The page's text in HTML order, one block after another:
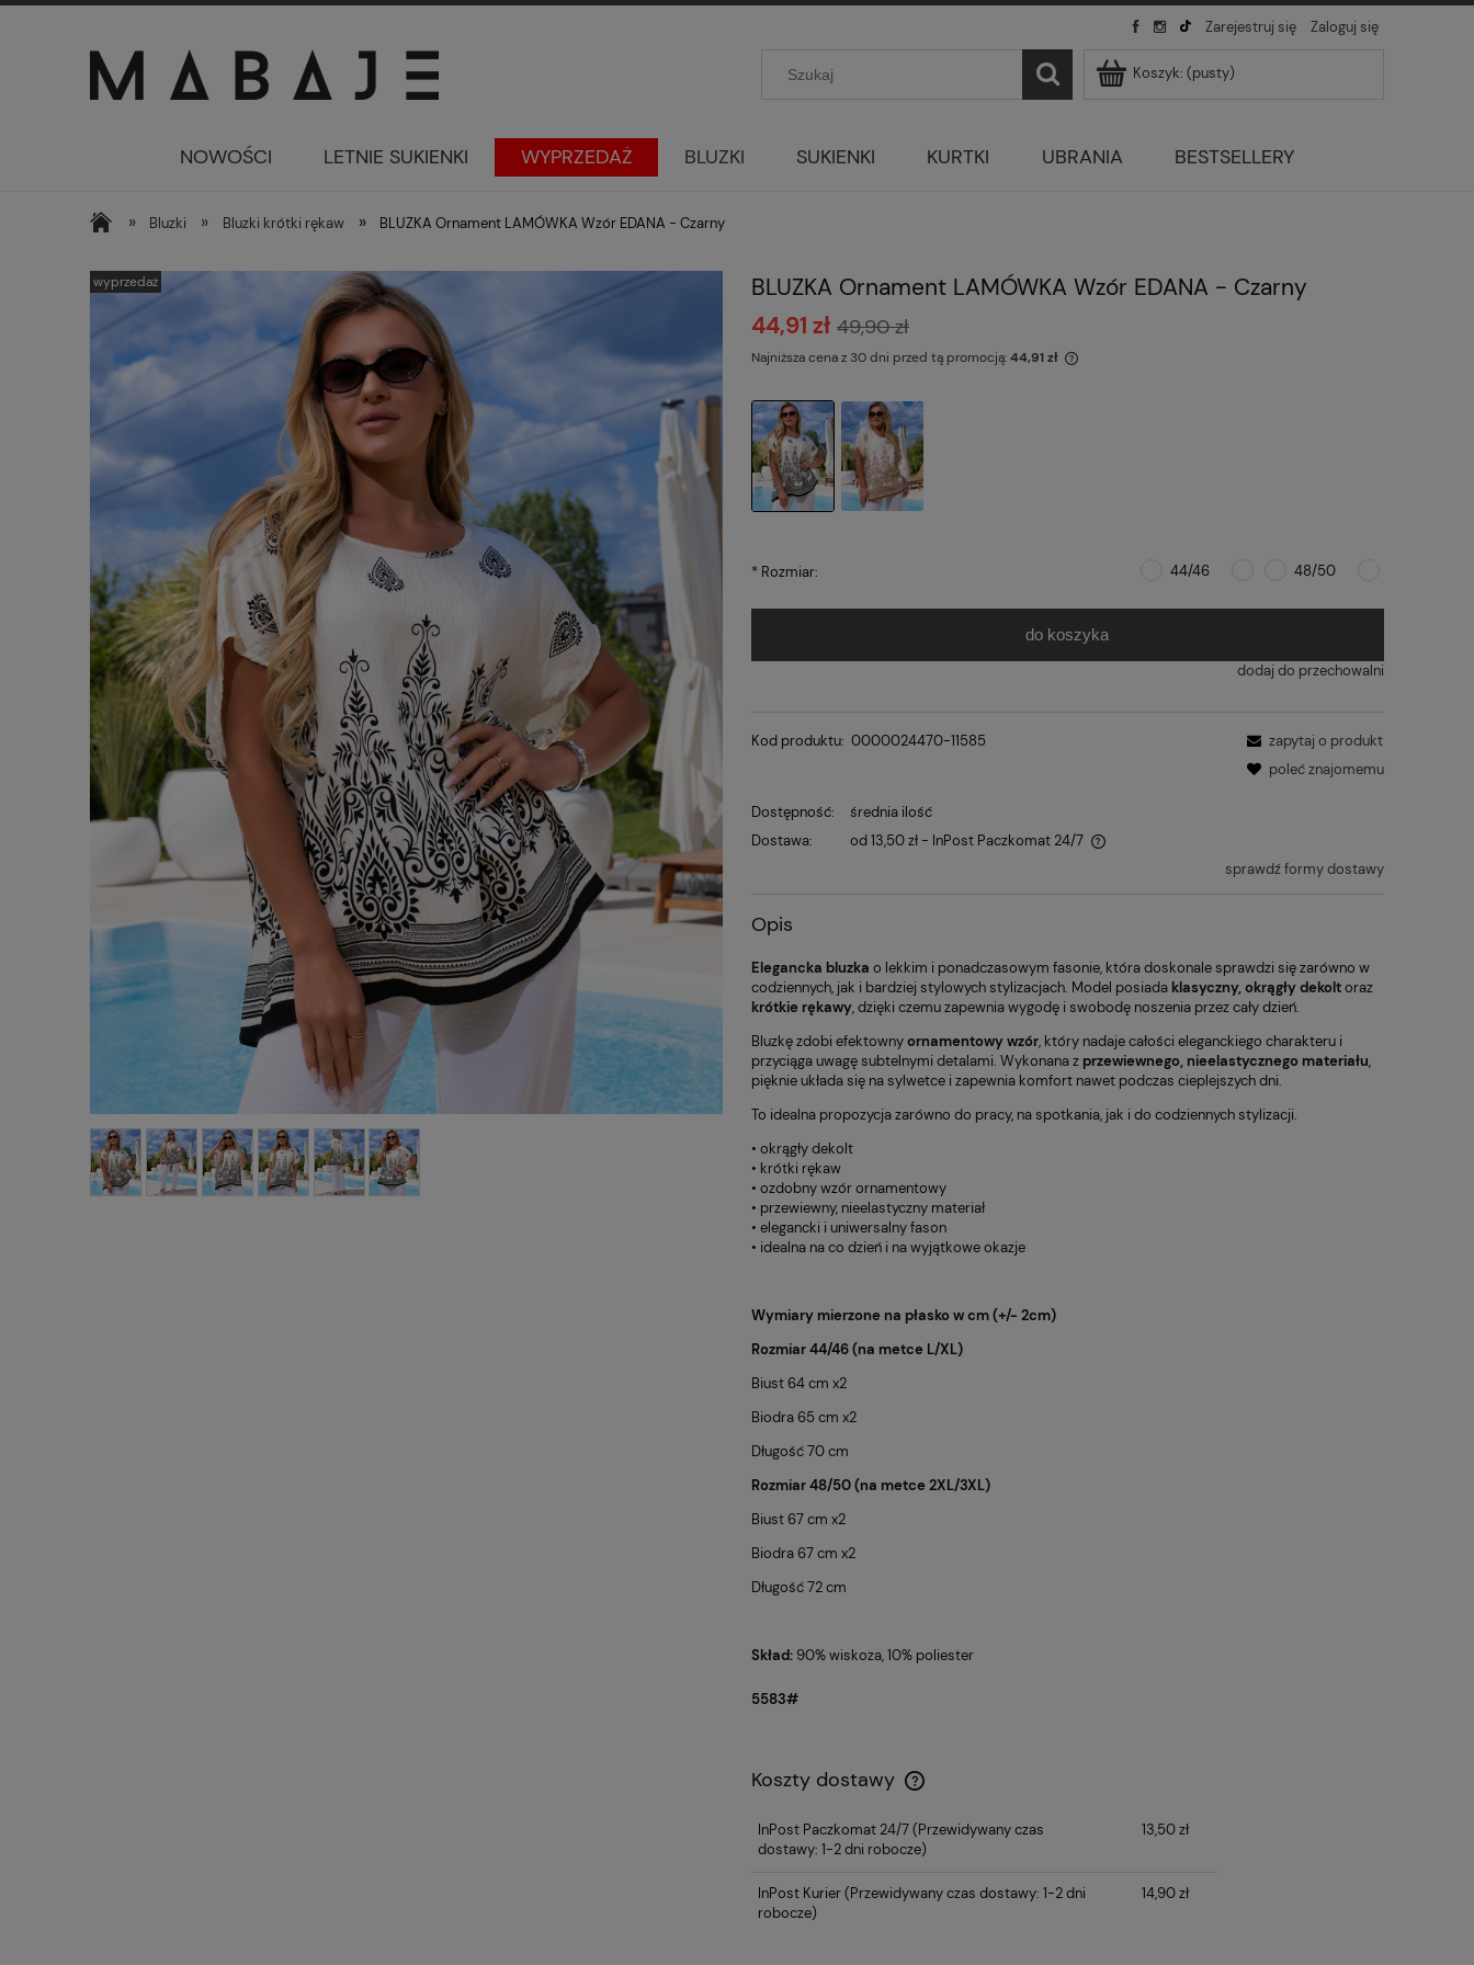
Zarejestruj się Zaloguj się
Koszyk: (pusty)
NOWOŚCI LETNIE SUKIENKI WYPRZEDAŻ BLUZKI SUKIENKI KURTKI UBRANIA BESTSELLERY
» Bluzki » Bluzki krótki rękaw » BLUZKA Ornament LAMÓWKA Wzór EDANA - Czarny
wyprzedaż
BLUZKA Ornament LAMÓWKA Wzór EDANA - Czarny
44,91 zł 49,90 zł
Najniższa cena z 30 dni przed tą promocją:44,91 zł
*Rozmiar: 44/46 48/50
do koszyka
dodaj do przechowalni
Kod produktu: 0000024470-11585
zapytaj o produkt
poleć znajomemu
Dostępność:
średnia ilość
Dostawa:
od 13,50 zł- InPost Paczkomat 24/7
sprawdź formy dostawy
Opis
Elegancka bluzka o lekkim i ponadczasowym fasonie, która doskonale sprawdzi się zarówno w
codziennych, jak i bardziej stylowych stylizacjach. Model posiada klasyczny, okrągły dekoltoraz
krótkie rękawy, dzięki czemu zapewnia wygodę i swobodę noszenia przez cały dzień.
Bluzkę zdobi efektownyornamentowy wzór, który nadaje całości eleganckiego charakteru i
przyciąga uwagę subtelnymi detalami. Wykonana z przewiewnego, nieelastycznego materiału,
pięknie układa się na sylwetce i zapewnia komfort nawet podczas cieplejszych dni.
To idealna propozycja zarówno do pracy, na spotkania, jak i do codziennych stylizacji.
• okrągły dekolt
• krótki rękaw
• ozdobny wzór ornamentowy
• przewiewny, nieelastyczny materiał
• elegancki i uniwersalny fason
• idealna na co dzień i na wyjątkowe okazje
Wymiary mierzone na płasko w cm (+/- 2cm)
Rozmiar 44/46 (na metce L/XL)
Biust 64 cm x2
Biodra 65 cm x2
Długość 70 cm
Rozmiar 48/50 (na metce 2XL/3XL)
Biust 67 cm x2
Biodra 67 cm x2
Długość 72 cm
Skład:90% wiskoza, 10% poliester
5583#
Koszty dostawy
InPost Paczkomat 24/7(Przewidywany czas
dostawy: 1-2 dni robocze)
13,50 zł
InPost Kurier(Przewidywany czas dostawy: 1-2 dni
robocze)
14,90 zł